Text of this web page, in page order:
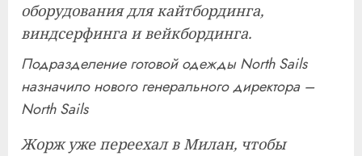
оборудования для кайтбординга,
виндсерфинга и вейкбординга.
Подразделение готовой одежды North Sails
назначило нового генерального директора –
North Sails
Жорж уже переехал в Милан, чтобы